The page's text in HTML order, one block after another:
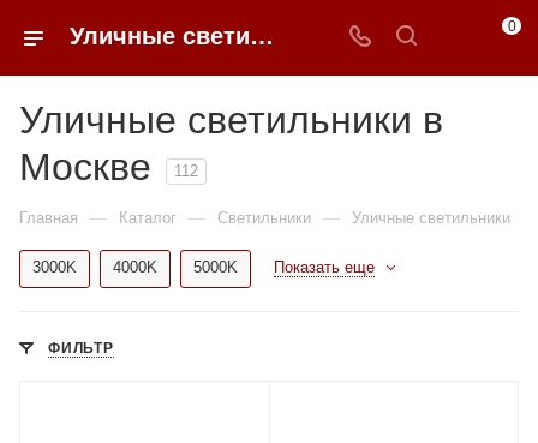
Уличные светильники в Москве купить по доступным ценам с доставкой от 0ФФЕР.ру 0
Уличные светильники в
Москве
112
Главная — Каталог — Светильники — Уличные светильники
3000K 4000K 5000K Показать еще
ФИЛЬТР